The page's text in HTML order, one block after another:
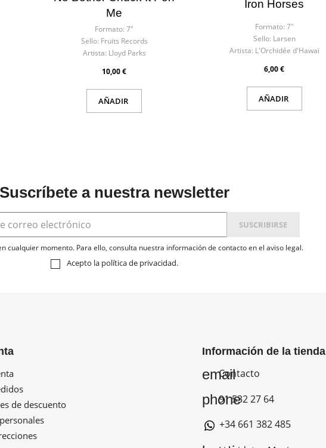
Me
Formato: 7"
Sello: Fruits Records
Artista: Lloyd Parks
10,00 €
AÑADIR
Iron Horses
Formato: 7"
Sello: Larsen
Artista: L'Orchidée d'Hawaï
6,00 €
AÑADIR
Suscríbete a nuestra newsletter
cualquier momento. Para ello, consulta nuestra información de contacto en el aviso legal.
Acepto la política de privacidad.
de descuento
Información de la tienda
email
Contacto
phone
91 532 27 64
+34 661 382 485